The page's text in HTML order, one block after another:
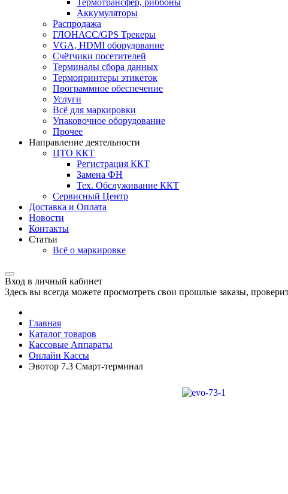
Термотрансфер, риббоны
Аккумуляторы
Распродажа
ГЛОНАСС/GPS Трекеры
VGA, HDMI оборудование
Счётчики посетителей
Терминалы сбора данных
Термопринтеры этикеток
Программное обеспечение
Услуги
Всё для маркировки
Упаковочное оборудование
Прочее
Направление деятельности
ЦТО ККТ
Регистрация ККТ
Замена ФН
Тех. Обслуживание ККТ
Сервисный Центр
Доставка и Оплата
Новости
Контакты
Статьи
Всё о маркировке
Вход в личный кабинет
Здесь вы всегда можете просмотреть свои прошлые заказы,
Главная
Каталог товаров
Кассовые Аппараты
Онлайн Кассы
Эвотор 7.3 Смарт-терминал